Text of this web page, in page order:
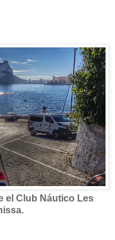
el Club Náutico Les